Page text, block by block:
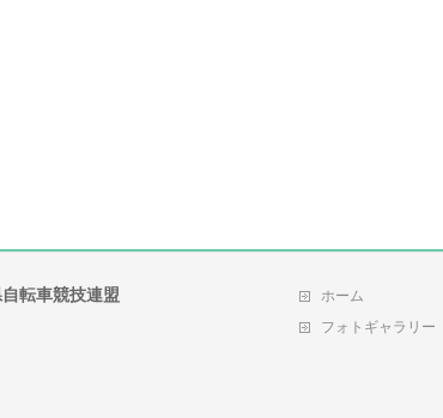
転車競技連盟 ホーム
フォトギャラリー